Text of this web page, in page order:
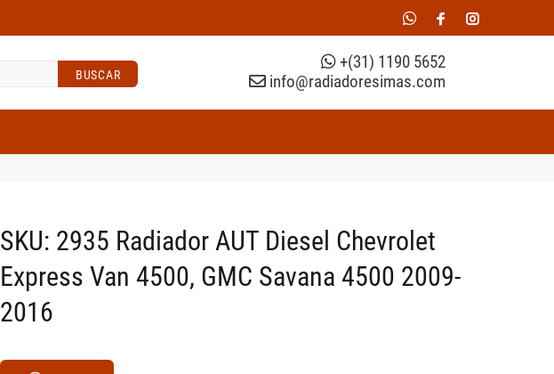
BUSCAR
+(31) 1190 5652
info@radiadoresimas.com
SKU: 2935 Radiador AUT Diesel Chevrolet
Express Van 4500, GMC Savana 4500 2009-
2016